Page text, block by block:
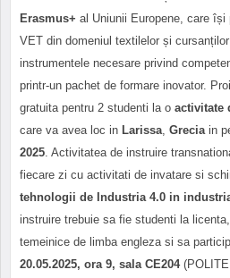
Erasmus+ al Uniunii Europene, care își
VET din domeniul textilelor și
instrumentele necesare privind
printr-un pachet de formare inovator.
gratuita pentru 2 studenti la o activitate
care va avea loc in Larissa Grecia in
2025 . Activitatea de instruire
fiecare zi cu activitati de invatare si
tehnologii de Industria 4.0 in
instruire trebuie sa fie studenti la
temeinice de limba engleza si sa
20.05.2025, ora 9, sala CE204